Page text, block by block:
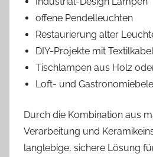
offene Pendelleuchten
Restaurierung alter
DIY-Projekte mit Textilkabel
Tischlampen aus Holz
Loft- und
Durch die Kombination aus
Verarbeitung und
langlebige, sichere Lösung